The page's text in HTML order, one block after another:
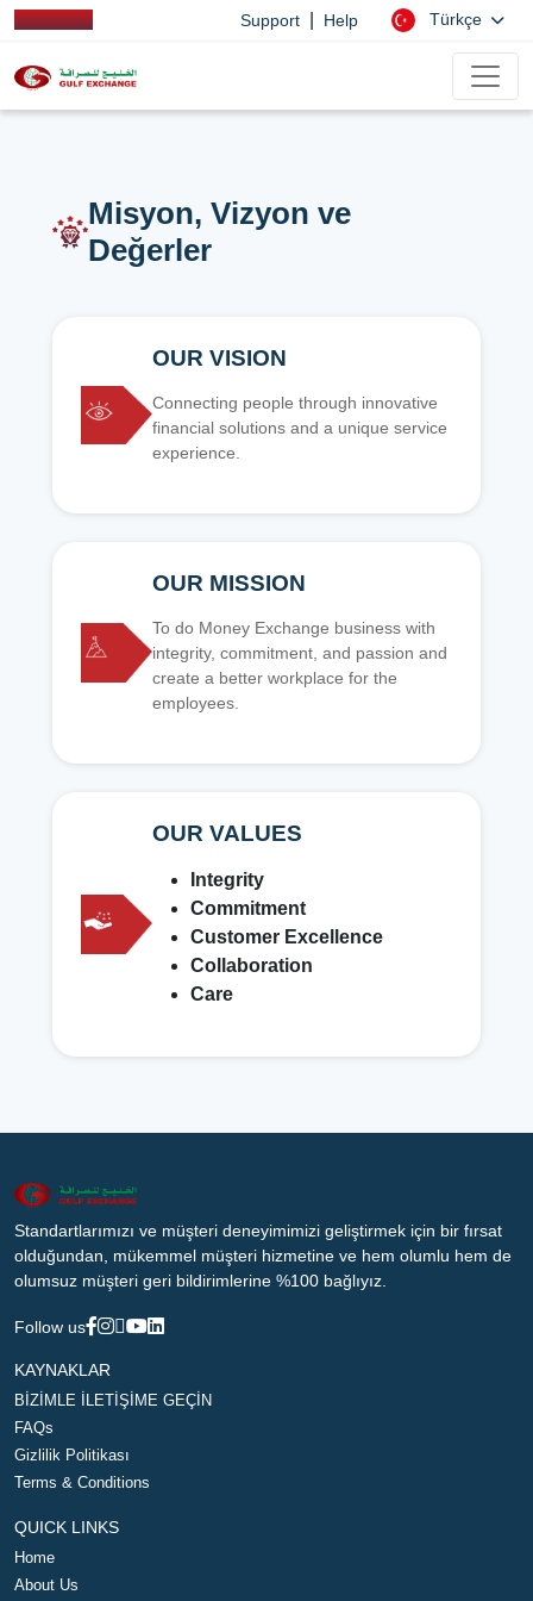
Support Help Türkçe
Misyon, Vizyon ve
Değerler
OUR VISION
Connecting people through innovative
financial solutions and a unique service
experience.
OUR MISSION
To do Money Exchange business with
integrity, commitment, and passion and
create a better workplace for the
employees.
OUR VALUES
Integrity
Commitment
Customer Excellence
Collaboration
Care
Standartlarımızı ve müşteri deneyimimizi geliştirmek için bir fırsat
olduğundan, mükemmel müşteri hizmetine ve hem olumlu hem de
olumsuz müşteri geri bildirimlerine %100 bağlıyız.
Follow us
KAYNAKLAR
BİZİMLE İLETİŞİME GEÇİN
FAQs
Gizlilik Politikası
Terms & Conditions
QUICK LINKS
Home
About Us